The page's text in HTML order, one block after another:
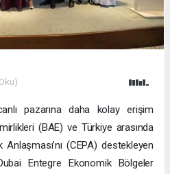
pazarına daha kolay erişim
(BAE) ve Türkiye arasında
(CEPA) destekleyen
Entegre Ekonomik Bölgeler